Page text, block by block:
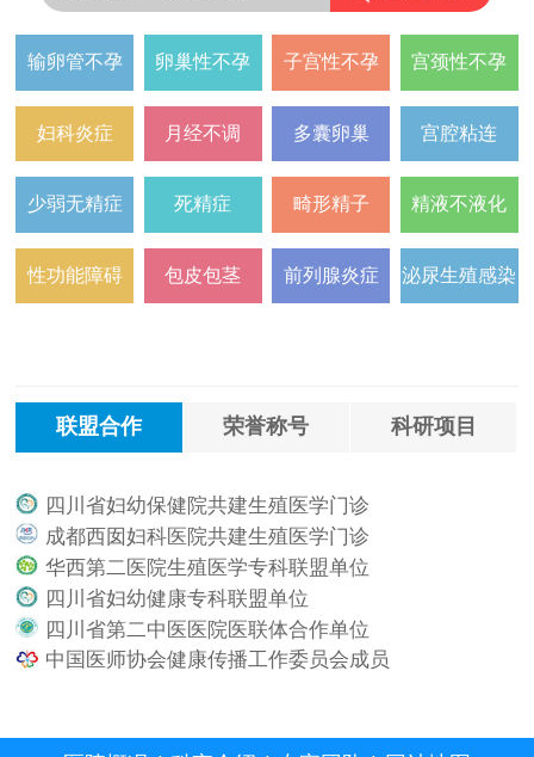
输卵管不孕 卵巢性不孕 子宫性不孕 宫颈性不孕
妇科炎症 月经不调 多囊卵巢 宫腔粘连
少弱无精症 死精症 畸形精子 精液不液化
性功能障碍 包皮包茎 前列腺炎症 泌尿生殖感染
联盟合作 荣誉称号 科研项目
四川省妇幼保健院共建生殖医学门诊
成都西囡妇科医院共建生殖医学门诊
华西第二医院生殖医学专科联盟单位
四川省妇幼健康专科联盟单位
四川省第二中医医院医联体合作单位
中国医师协会健康传播工作委员会成员